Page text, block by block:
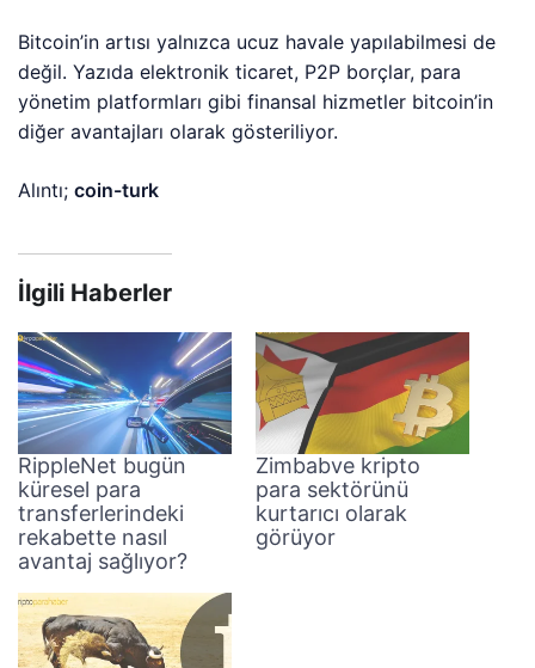
Bitcoin’in artısı yalnızca ucuz havale yapılabilmesi de
değil. Yazıda elektronik ticaret, P2P borçlar, para
yönetim platformları gibi finansal hizmetler bitcoin’in
diğer avantajları olarak gösteriliyor.
Alıntı;coin-turk
İlgili Haberler
RippleNet bugün
küresel para
transferlerindeki
rekabette nasıl
avantaj sağlıyor?
Zimbabve kripto
para sektörünü
kurtarıcı olarak
görüyor